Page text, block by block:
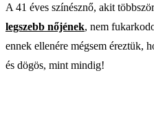
A 41 éves színésznő, akit
legszebb nőjének, nem
ennek ellenére mégsem éreztük,
és dögös, mint mindig!